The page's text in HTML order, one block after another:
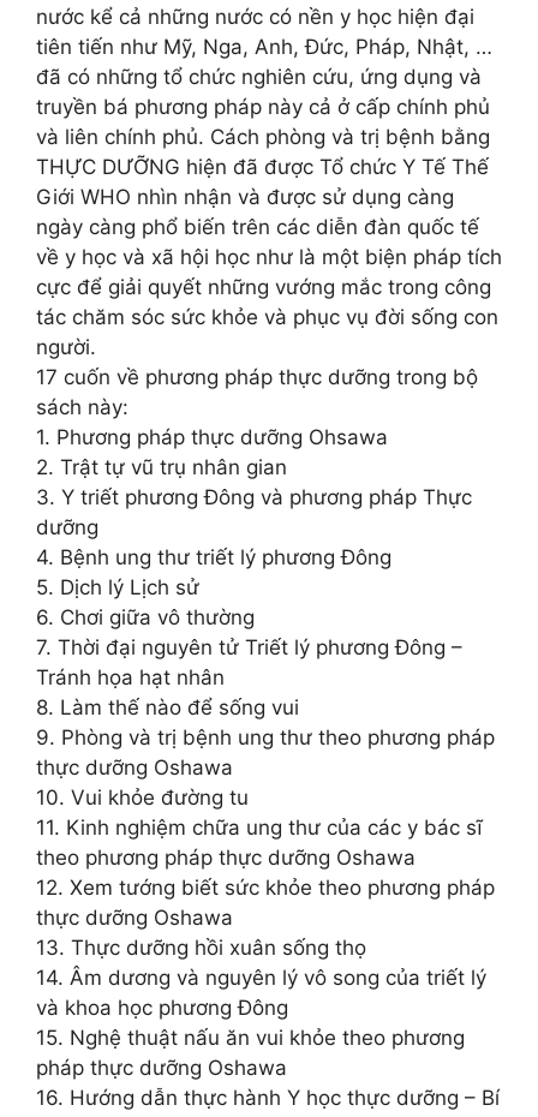
nước kể cả những nước có nền y học hiện đại
tiên tiến như Mỹ, Nga, Anh, Đức, Pháp, Nhật, …
đã có những tổ chức nghiên cứu, ứng dụng và
truyền bá phương pháp này cả ở cấp chính phủ
và liên chính phủ. Cách phòng và trị bệnh bằng
THỰC DƯỠNG hiện đã được Tổ chức Y Tế Thế
Giới WHO nhìn nhận và được sử dụng càng
ngày càng phổ biến trên các diễn đàn quốc tế
về y học và xã hội học như là một biện pháp tích
cực để giải quyết những vướng mắc trong công
tác chăm sóc sức khỏe và phục vụ đời sống con
người.
17 cuốn về phương pháp thực dưỡng trong bộ
sách này:
1. Phương pháp thực dưỡng Ohsawa
2. Trật tự vũ trụ nhân gian
3. Y triết phương Đông và phương pháp Thực
dưỡng
4. Bệnh ung thư triết lý phương Đông
5. Dịch lý Lịch sử
6. Chơi giữa vô thường
7. Thời đại nguyên tử Triết lý phương Đông –
Tránh họa hạt nhân
8. Làm thế nào để sống vui
9. Phòng và trị bệnh ung thư theo phương pháp
thực dưỡng Oshawa
10. Vui khỏe đường tu
11. Kinh nghiệm chữa ung thư của các y bác sĩ
theo phương pháp thực dưỡng Oshawa
12. Xem tướng biết sức khỏe theo phương pháp
thực dưỡng Oshawa
13. Thực dưỡng hồi xuân sống thọ
14. Âm dương và nguyên lý vô song của triết lý
và khoa học phương Đông
15. Nghệ thuật nấu ăn vui khỏe theo phương
pháp thực dưỡng Oshawa
16. Hướng dẫn thực hành Y học thực dưỡng – Bí